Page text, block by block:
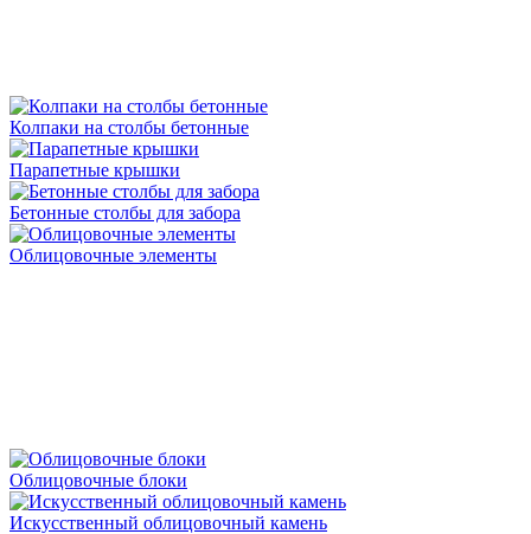
Колпаки на столбы бетонные
Парапетные крышки
Бетонные столбы для забора
Облицовочные элементы
Облицовочные блоки
Искусственный облицовочный камень